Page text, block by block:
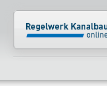
Normenportal